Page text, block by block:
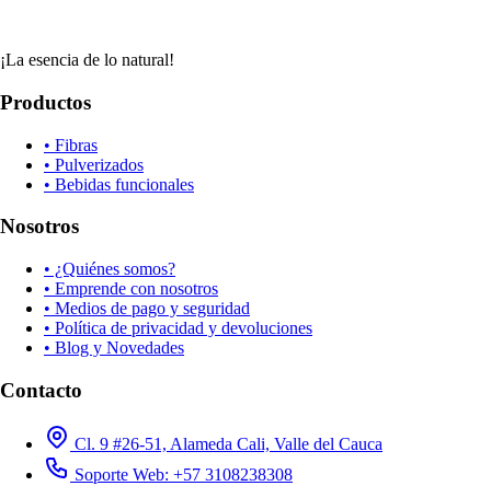
¡La esencia de lo natural!
Productos
• Fibras
• Pulverizados
• Bebidas funcionales
Nosotros
• ¿Quiénes somos?
• Emprende con nosotros
• Medios de pago y seguridad
• Política de privacidad y devoluciones
• Blog y Novedades
Contacto
Cl. 9 #26-51, Alameda Cali, Valle del Cauca
Soporte Web: +57 3108238308